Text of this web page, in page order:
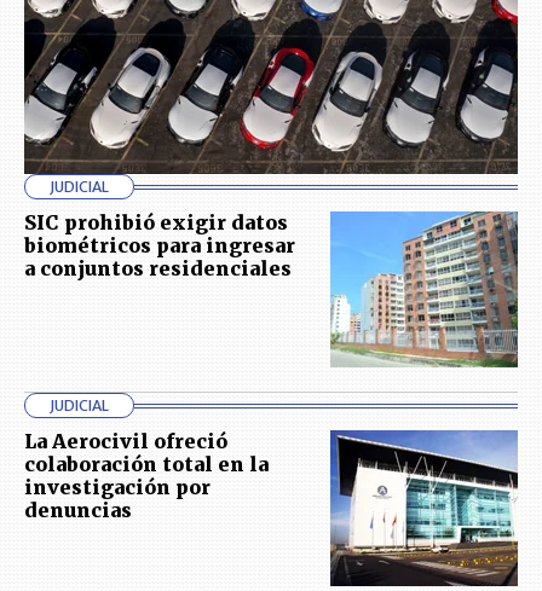
JUDICIAL
SIC prohibió exigir datos
biométricos para ingresar
a conjuntos residenciales
JUDICIAL
La Aerocivil ofreció
colaboración total en la
investigación por
denuncias